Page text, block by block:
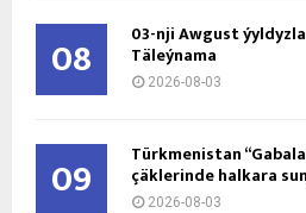
08 03-nji Awgust
Täleýnama
2026-08-03
09 Türkmenistan
çäklerinde halkara
2026-08-03